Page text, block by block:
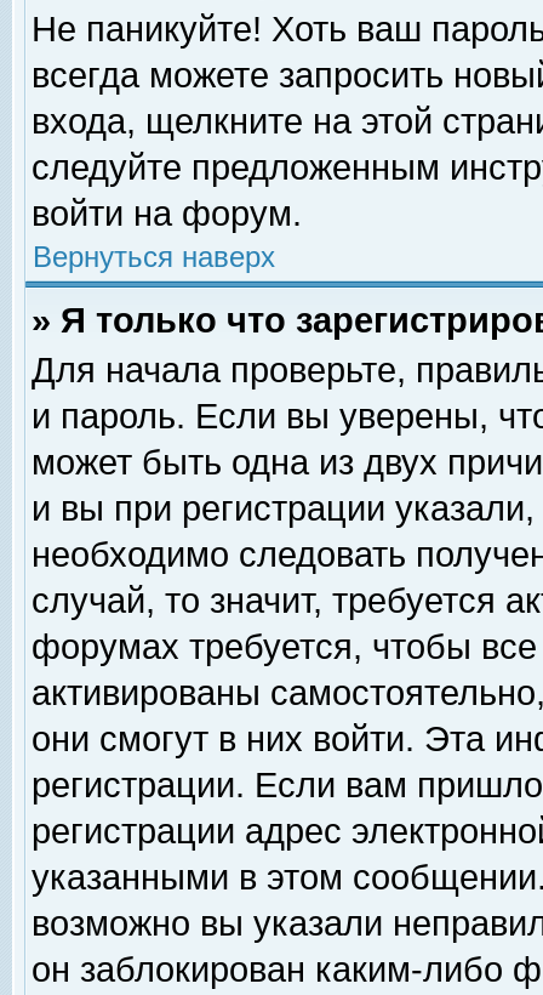
Не паникуйте! Хоть ваш
всегда можете запросить
входа, щелкните на этой
следуйте предложенным
войти на форум.
Вернуться наверх
» Я только что
Для начала проверьте,
и пароль. Если вы уверены,
может быть одна из двух
и вы при регистрации
необходимо следовать
случай, то значит, требуется
форумах требуется, чтобы
активированы
они смогут в них войти. Эта
регистрации. Если вам
регистрации адрес
указанными в этом
возможно вы указали
он заблокирован каким-либо